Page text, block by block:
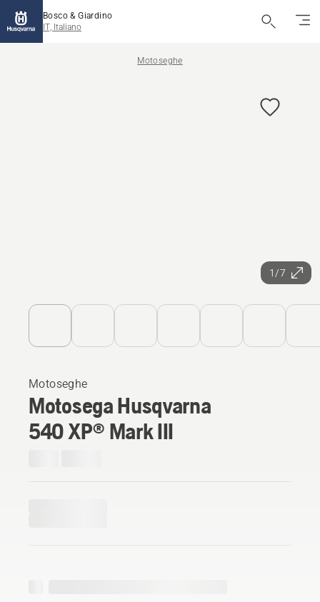
Bosco & Giardino
IT, Italiano
Motoseghe
1/7
Motoseghe
Motosega Husqvarna
540 XP® Mark III